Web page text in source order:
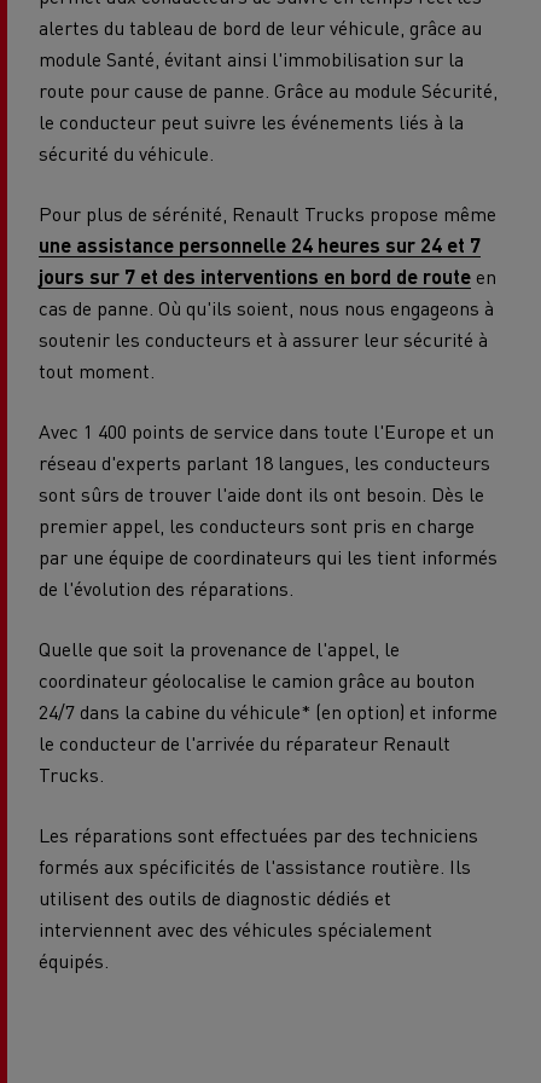
alertes du tableau de bord de leur véhicule, grâce au
module Santé, évitant ainsi l'immobilisation sur la
route pour cause de panne. Grâce au module Sécurité,
le conducteur peut suivre les événements liés à la
sécurité du véhicule.
Pour plus de sérénité, Renault Trucks propose même
une assistance personnelle 24 heures sur 24 et 7
jours sur 7 et des interventions en bord de route en
cas de panne. Où qu'ils soient, nous nous engageons à
soutenir les conducteurs et à assurer leur sécurité à
tout moment.
Avec 1 400 points de service dans toute l'Europe et un
réseau d'experts parlant 18 langues, les conducteurs
sont sûrs de trouver l'aide dont ils ont besoin. Dès le
premier appel, les conducteurs sont pris en charge
par une équipe de coordinateurs qui les tient informés
de l'évolution des réparations.
Quelle que soit la provenance de l'appel, le
coordinateur géolocalise le camion grâce au bouton
24/7 dans la cabine du véhicule* (en option) et informe
le conducteur de l'arrivée du réparateur Renault
Trucks.
Les réparations sont effectuées par des techniciens
formés aux spécificités de l'assistance routière. Ils
utilisent des outils de diagnostic dédiés et
interviennent avec des véhicules spécialement
équipés.